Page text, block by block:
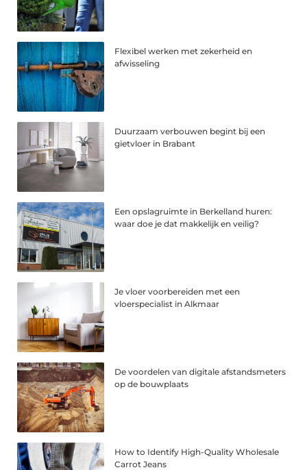
Flexibel werken met zekerheid en
afwisseling
Duurzaam verbouwen begint bij een
gietvloer in Brabant
Een opslagruimte in Berkelland huren:
waar doe je dat makkelijk en veilig?
Je vloer voorbereiden met een
vloerspecialist in Alkmaar
De voordelen van digitale afstandsmeters
op de bouwplaats
How to Identify High-Quality Wholesale
Carrot Jeans